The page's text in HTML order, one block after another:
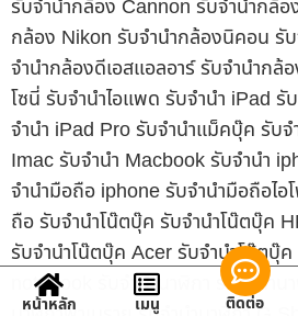
รับจำนำกล้อง Cannon รับจำนำกล้
กล้อง Nikon รับจำนำกล้องนิคอน รั
จำนำกล้องดีเอสแอลอาร์ รับจำนำกล้
โซนี่ รับจำนำไอแพด รับจำนำ iPad รั
จำนำ iPad Pro รับจำนำแม็คบุ๊ค รับจ
Imac รับจำนำ Macbook รับจำนำ
จำนำมือถือ iphone รับจำนำมือถือไ
ถือ รับจำนำโน๊ตบุ๊ค รับจำนำโน๊ตบุ๊ค
รับจำนำโน๊ตบุ๊ค Acer รับจำนำโน๊ตบุ๊
notebook รับจำนำนาฬิกา รับจำนำน
หน้าหลัก เมนู ติดต่อ